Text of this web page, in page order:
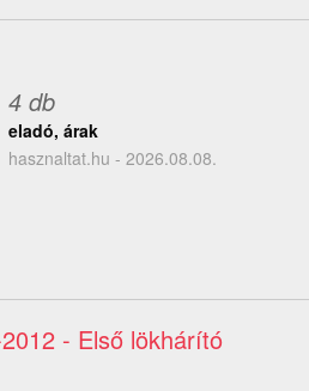
4 db
eladó, árak
hasznaltat.hu - 2026.08.08.
- Első lökhárító